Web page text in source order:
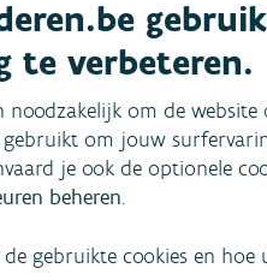
te verbeteren.
noodzakelijk om de
om jouw
je ook de optionele
beheren.
gebruikte cookies en